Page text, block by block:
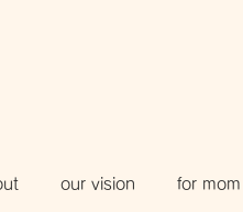
our vision for mom